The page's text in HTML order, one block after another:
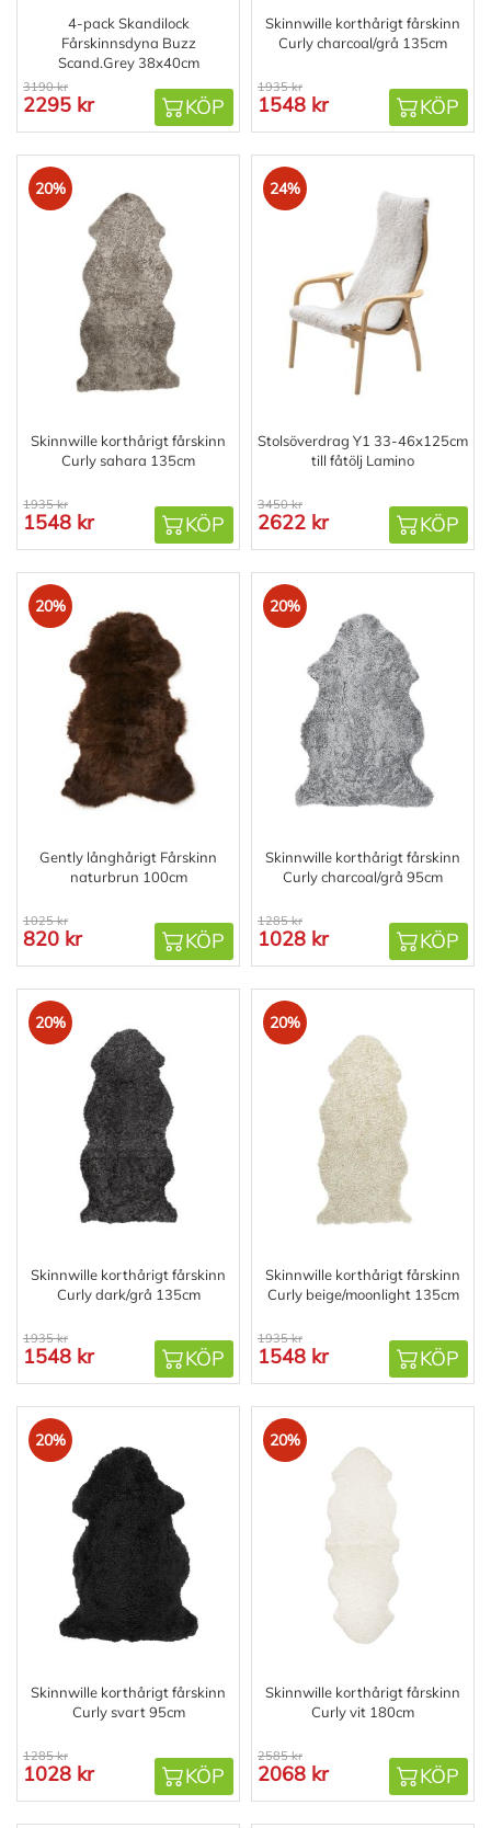
4-pack Skandilock
Fårskinnsdyna Buzz
Scand.Grey 38x40cm
3190 kr
2295 kr KÖP
Skinnwille korthårigt fårskinn
Curly charcoal/grå 135cm
1935 kr
1548 kr KÖP
20%
Skinnwille korthårigt fårskinn
Curly sahara 135cm
1935 kr
1548 kr KÖP
24%
Stolsöverdrag Y1 33-46x125cm
till fåtölj Lamino
3450 kr
2622 kr KÖP
20%
Gently långhårigt Fårskinn
naturbrun 100cm
1025 kr
820 kr KÖP
20%
Skinnwille korthårigt fårskinn
Curly charcoal/grå 95cm
1285 kr
1028 kr KÖP
20%
Skinnwille korthårigt fårskinn
Curly dark/grå 135cm
1935 kr
1548 kr KÖP
20%
Skinnwille korthårigt fårskinn
Curly beige/moonlight 135cm
1935 kr
1548 kr KÖP
20%
Skinnwille korthårigt fårskinn
Curly svart 95cm
1285 kr
1028 kr KÖP
20%
Skinnwille korthårigt fårskinn
Curly vit 180cm
2585 kr
2068 kr KÖP